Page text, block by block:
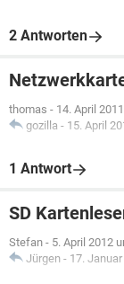
2 Antworten
thomas - 14. April
gozilla - 15. April
1 Antwort
SD
Stefan - 5. April 2012
Jürgen - 17.